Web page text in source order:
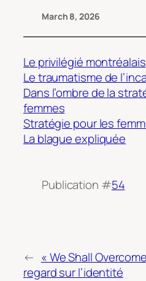
March 8, 2026
Le privilégié montréalais
Le traumatisme de
Dans l’ombre de la
femmes
Stratégie pour les
La blague expliquée
Publication #54
← « We Shall
regard sur l’identité